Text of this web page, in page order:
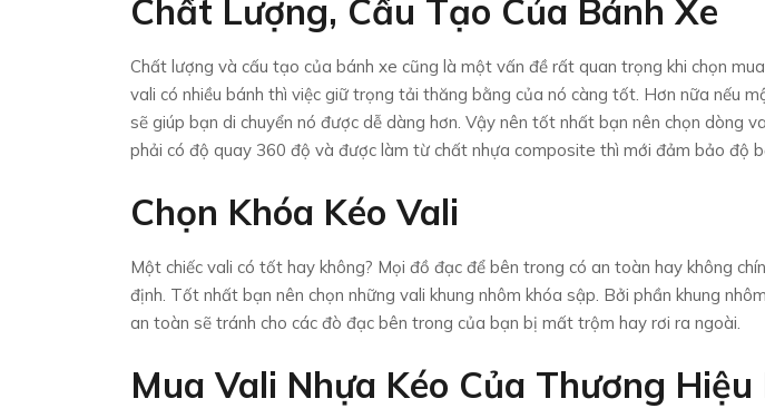
Chất Lượng, Cấu Tạo Của Bánh Xe
Chất lượng và cấu tạo của bánh xe cũng là một vấn đề rất quan trọng khi chọn
vali có nhiều bánh thì việc giữ trọng tải thăng bằng của nó càng tốt. Hơn nữa nếu
sẽ giúp bạn di chuyển nó được dễ dàng hơn. Vậy nên tốt nhất bạn nên chọn dòng
phải có độ quay 360 độ và được làm từ chất nhựa composite thì mới đảm bảo độ
Chọn Khóa Kéo Vali
Một chiếc vali có tốt hay không? Mọi đồ đạc để bên trong có an toàn hay không
định. Tốt nhất bạn nên chọn những vali khung nhôm khóa sập. Bởi phần khung
an toàn sẽ tránh cho các đò đạc bên trong của bạn bị mất trộm hay rơi ra ngoài.
Mua Vali Nhựa Kéo Của Thương